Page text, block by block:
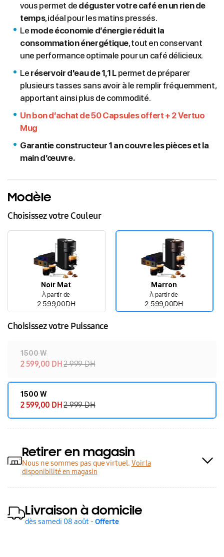
vous permet de déguster votre café en un rien de
temps, idéal pour les matins pressés.
Le mode économie d’énergieréduit la
consommation énergétique, tout en conservant
une performance optimale pour un café délicieux.
Le réservoir d'eau de 1,1 Lpermet de préparer
plusieurs tasses sans avoir à le remplir fréquemment,
apportant ainsi plus de commodité.
Un bon d’achat de 50 Capsules offert + 2 Vertuo
Mug
Garantie constructeur 1 an couvre les pièces et la
main d’œuvre.
Modèle
Choisissez votre Couleur
Noir Mat
À partir de
2 599,00DH
Marron
À partir de
2 599,00DH
Choisissez votre Puissance
‎1500 W
2 599,00 DH2 999 DH
1500 W
2 599,00 DH2 999 DH
Retirer en magasin
Nous ne sommes pas que virtuel. Voir la
disponibilité en magasin
Livraison à domicile
dès samedi 08 août - Offerte